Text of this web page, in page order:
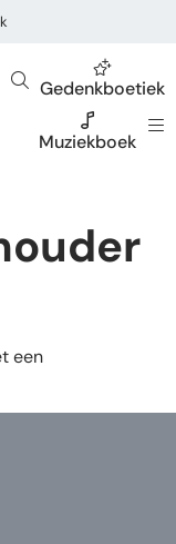
Gedenkboetiek
Muziekboek
een